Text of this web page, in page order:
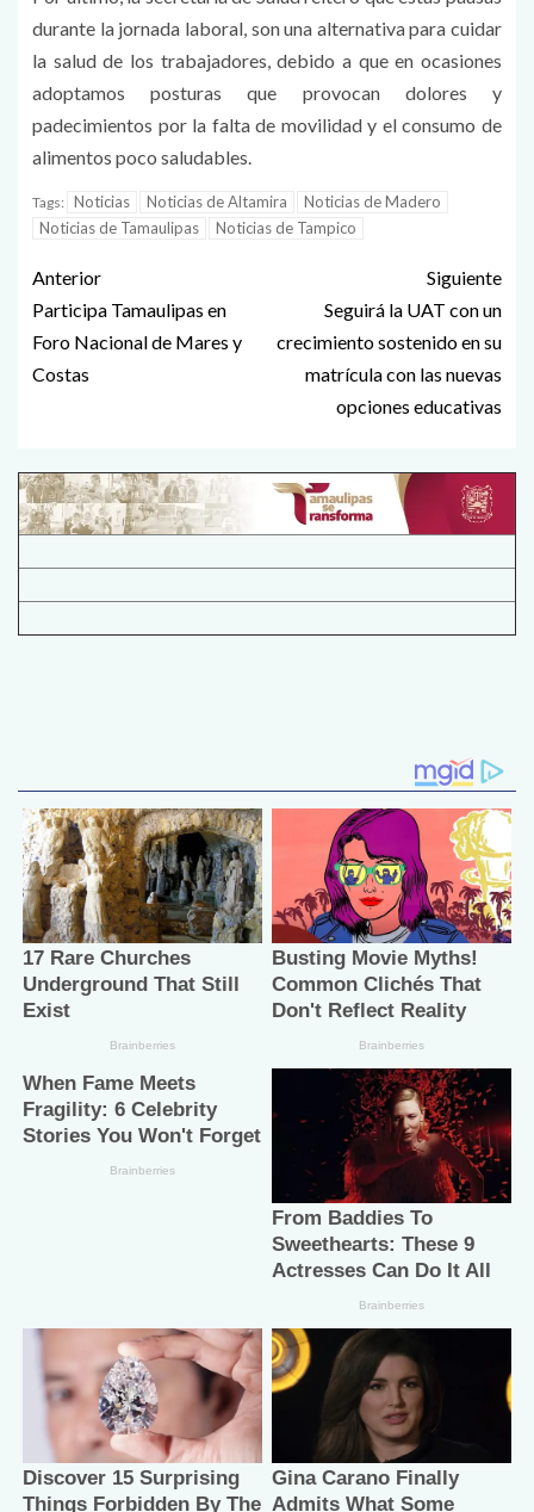
durante la jornada laboral, son una alternativa para cuidar
la salud de los trabajadores, debido a que en ocasiones
adoptamos posturas que provocan dolores y
padecimientos por la falta de movilidad y el consumo de
alimentos poco saludables.
Tags: Noticias Noticias de Altamira
Noticias de Madero
Noticias de Tamaulipas
Noticias de Tampico
Anterior
Participa Tamaulipas en
Foro Nacional de Mares y
Costas
Siguiente
Seguirá la UAT con un
crecimiento sostenido en su
matrícula con las nuevas
opciones educativas